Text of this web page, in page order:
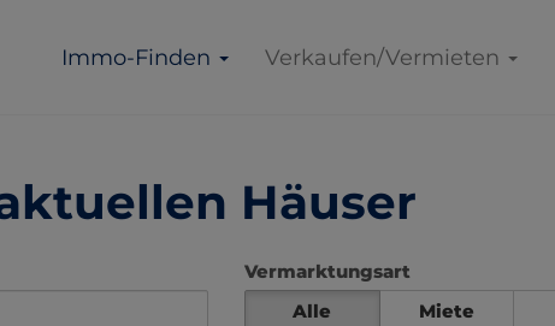
Immo-Finden Verkaufen/Vermieten
Häuser
Vermarktungsart
Alle
Miete